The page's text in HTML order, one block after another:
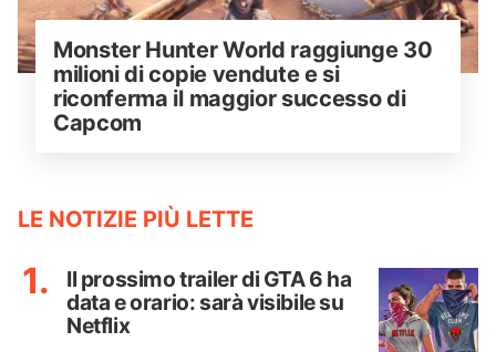
Monster Hunter World raggiunge 30
milioni di copie vendute e si
riconferma il maggior successo di
Capcom
LE NOTIZIE PIÙ LETTE
Il prossimo trailer di GTA 6 ha
data e orario: sarà visibile su
Netflix